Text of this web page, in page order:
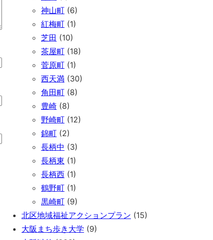
神山町 (6)
紅梅町 (1)
芝田 (10)
茶屋町 (18)
菅原町 (1)
西天満 (30)
角田町 (8)
豊崎 (8)
野崎町 (12)
錦町 (2)
長柄中 (3)
長柄東 (1)
長柄西 (1)
鶴野町 (1)
黒崎町 (9)
北区地域福祉アクションプラン (15)
大阪まち歩き大学 (9)